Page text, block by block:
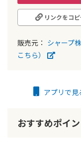
リンクをコピ
販売元： シャープ
こちら）
アプリで見
おすすめポイ